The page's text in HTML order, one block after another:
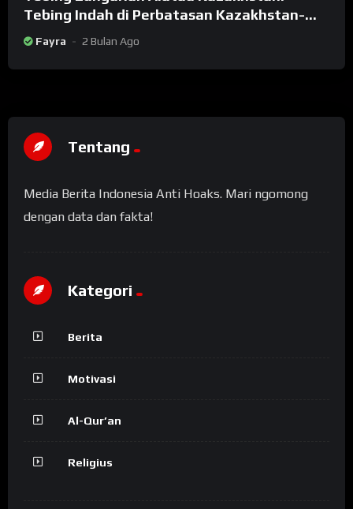
Tebing Indah di Perbatasan Kazakhstan-
China
Fayra 2 Bulan Ago
Tentang
Media Berita Indonesia Anti Hoaks. Mari ngomong
dengan data dan fakta!
Kategori
Berita
Motivasi
Al-Qur’an
Religius